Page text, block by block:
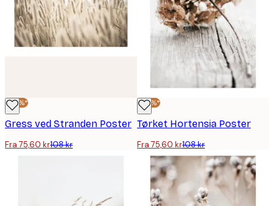
-30%*
Gress ved Stranden Poster
Fra 75,60 kr108 kr
-30%*
Tørket Hortensia Poster
Fra 75,60 kr108 kr